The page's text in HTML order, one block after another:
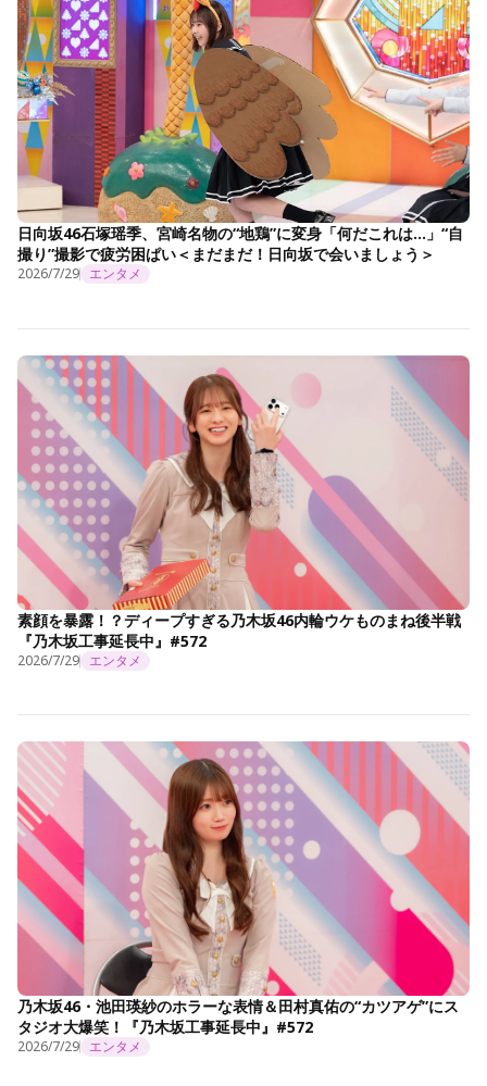
日向坂46石塚瑶季、宮崎名物の“地鶏”に変身「何だこれは…」“自
撮り”撮影で疲労困ぱい＜まだまだ！日向坂で会いましょう＞
2026/7/29 エンタメ
素顔を暴露！？ディープすぎる乃木坂46内輪ウケものまね後半戦
『乃木坂工事延長中』#572
2026/7/29 エンタメ
乃木坂46・池田瑛紗のホラーな表情＆田村真佑の“カツアゲ”にス
タジオ大爆笑！『乃木坂工事延長中』#572
2026/7/29 エンタメ